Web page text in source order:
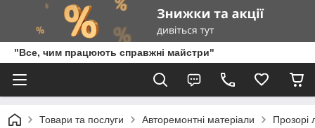
"Все, чим працюють справжні майстри"
Товари та послуги Авторемонтні матеріали Прозорі